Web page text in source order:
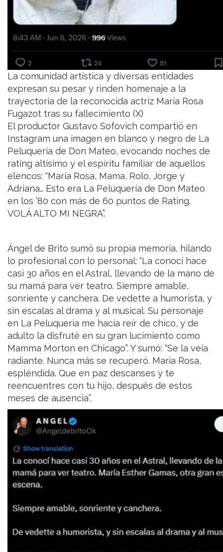
La comunidad artística y diversas entidades
expresan su pesar y rinden homenaje a la
trayectoria de la reconocida actriz María Rosa
Fugazot tras su fallecimiento (X)
El productor Gustavo Sofovich compartió en
Instagram una imagen en blanco y negro de La
Peluquería de Don Mateo, evocando noches de
rating altísimo y el espíritu familiar de aquellos
elencos: “María Rosa, Mama, Rolo, Jorge y
Adriana… Esto era La Peluquería de Don Mateo
en los ’80 con más de 60 puntos de Rating.
VOLÁ ALTO MI NEGRA”.
Ángel de Brito sumó su propia memoria, hilando
lo profesional con lo personal: “La conocí hace
casi 30 años en el Astral, llevando de la mano de
su mamá para ver teatro. Siempre amable,
sonriente y canchera. De vedette a humorista, y
sin escalas al drama y al musical. Su personaje
en La Peluquería me hacía reír de chico, y de
adulto la disfruté en su gran lucimiento como
Mamma Morton en Chicago”. Y sumó: “Se la veía
radiante. Nunca más se recuperó. María Rosa,
espléndida. Que en paz descanses y te
reencuentres con tu hijo, después de estos
meses de ausencia”.